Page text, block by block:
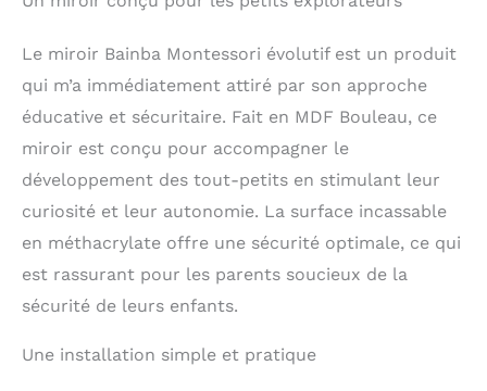
sécurité dans une
chambre bébé comme d
´enfant. **La réflexion
peut être légèrement
un miroir traditionnel**
STIMULE LA
MOTRICITÉ ET LA
hauteur de bébé, ce
miroir permet aux tout-
découvrir leur
Le miroir Bainba Montessori évolutif est un produit
qui m’a immédiatement attiré par son approche
éducative et sécuritaire. Fait en MDF Bouleau, ce
miroir est conçu pour accompagner le
développement des tout-petits en stimulant leur
curiosité et leur autonomie. La surface incassable
en méthacrylate offre une sécurité optimale, ce qui
est rassurant pour les parents soucieux de la
sécurité de leurs enfants.
Une installation simple et pratique